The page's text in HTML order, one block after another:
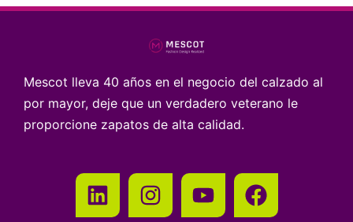
Mescot lleva 40 años en el negocio del calzado al
por mayor, deje que un verdadero veterano le
proporcione zapatos de alta calidad.